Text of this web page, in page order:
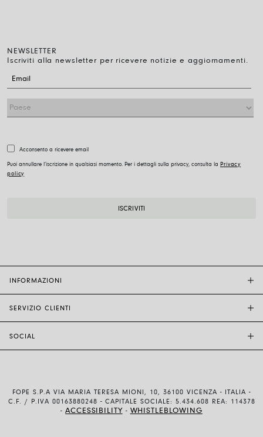
NEWSLETTER
Iscriviti alla newsletter per ricevere notizie e aggiornamenti.
Acconsento a ricevere email
Puoi annullare l’iscrizione in qualsiasi momento. Per i dettagli sulla privacy, consulta la Privacy
policy
INFORMAZIONI
SERVIZIO CLIENTI
SPEDIZIONI E RESI
METODI DI PAGAMENTO
SOCIAL
YOUTUBE
FOPE S.P.A VIA MARIA TERESA MIONI, 10, 36100 VICENZA - ITALIA -
C.F. / P.IVA 00163880248 - CAPITALE SOCIALE: 5.434.608 REA: 114378
-ACCESSIBILITY - WHISTLEBLOWING